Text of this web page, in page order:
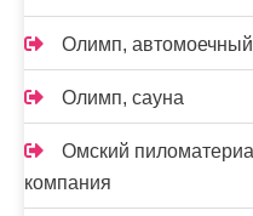
Олимп,
Олимп, сауна
Омский
компания